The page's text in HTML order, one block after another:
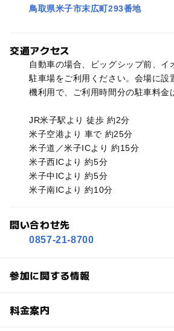
鳥取県米子市末広町293番地
交通アクセス
自動車の場合、ビッグシップ前、イ
駐車場をご利用ください。会場に設
機利用で、ご利用時間分の駐車料金
JR米子駅より 徒歩 約2分
米子空港より 車で 約25分
米子道／米子ICより 約15分
米子西ICより 約5分
米子中ICより 約5分
米子南ICより 約10分
問い合わせ先
0857-21-8700
参加に関する情報
対象年齢
料金案内